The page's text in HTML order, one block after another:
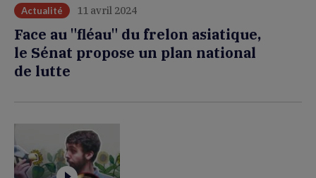
Actualité 11 avril 2024
Face au "fléau" du frelon asiatique,
le Sénat propose un plan national
de lutte